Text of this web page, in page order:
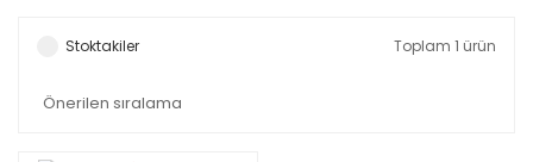
Stoktakiler Toplam 1 ürün